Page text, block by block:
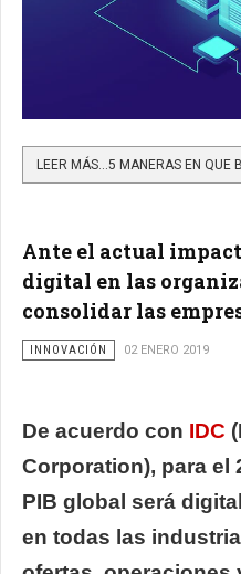
Ante el actual
digital en las
consolidar las
INNOVACIÓN 02 ENERO 2019
De acuerdo con IDC
Corporation), para el
PIB global será
en todas las